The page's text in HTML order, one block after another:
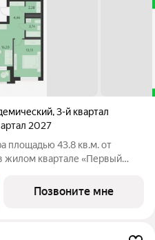
,3-й квартал
2027
площадью 43.8 кв.м. от
жилом квартале «Первый
условия и скидки
Позвоните мне